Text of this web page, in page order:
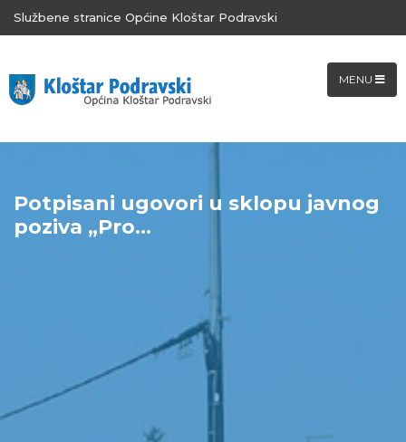
Službene stranice Općine Kloštar Podravski
MENU
Potpisani ugovori u sklopu javnog
poziva „Pro...